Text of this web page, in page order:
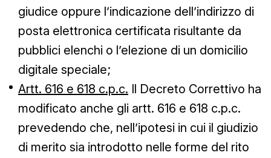
giudice oppure l’indicazione dell’indirizzo di
posta elettronica certificata risultante da
pubblici elenchi o l’elezione di un domicilio
digitale speciale;
Artt. 616 e 618 c.p.c. Il Decreto Correttivo ha
modificato anche gli artt. 616 e 618 c.p.c.
prevedendo che, nell’ipotesi in cui il giudizio
di merito sia introdotto nelle forme del rito